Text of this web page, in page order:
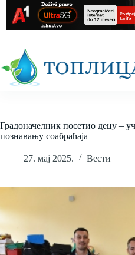
content
Градоначелник посетио децу –
познавању соабраћаја
27. мај 2025. Вести